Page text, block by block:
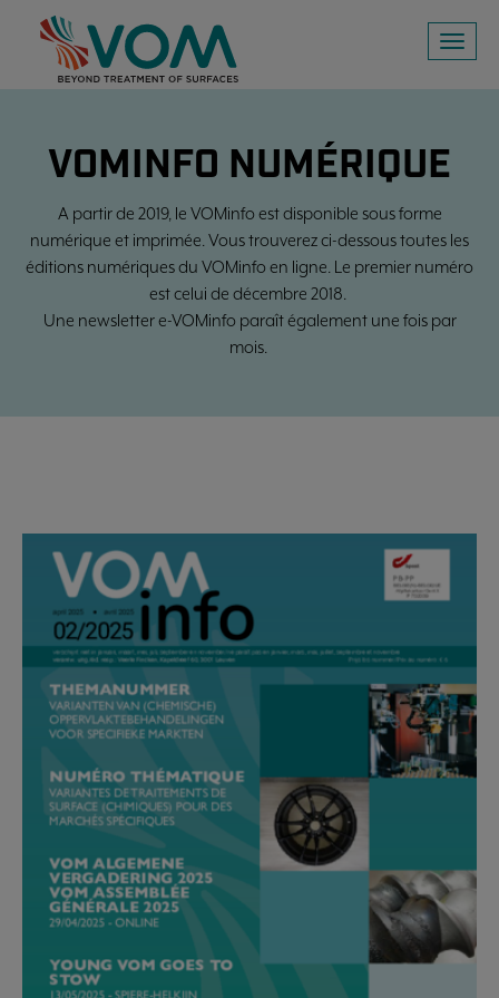
Toggle
VOMINFO NUMÉRIQUE
A partir de 2019, le VOMinfo est disponible sous forme
numérique et imprimée. Vous trouverez ci-dessous toutes les
éditions numériques du VOMinfo en ligne. Le premier numéro
est celui de décembre 2018.
Une newsletter e-VOMinfo paraît également une fois par
mois.